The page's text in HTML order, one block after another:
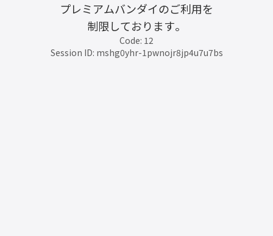
プレミアムバンダイのご利用を
制限しております。
Code: 12
Session ID: mshg0yhr-1pwnojr8jp4u7u7bs